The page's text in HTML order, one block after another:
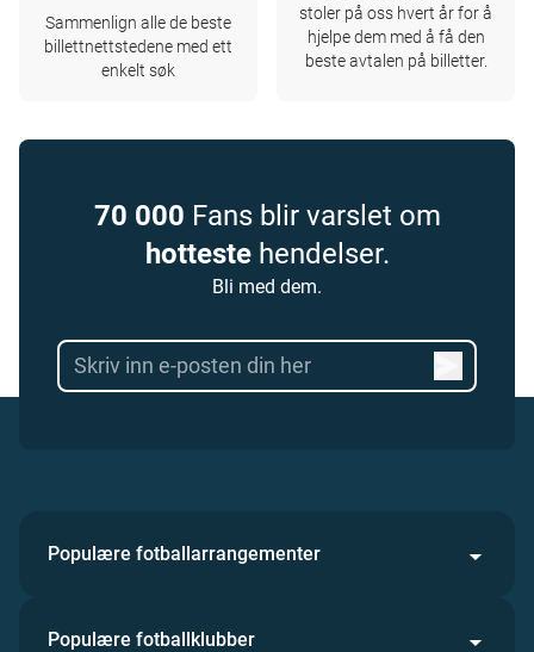
Sammenlign alle de beste
billettnettstedene med ett
enkelt søk
stoler på oss hvert år for å
hjelpe dem med å få den
beste avtalen på billetter.
70 000 Fans blir varslet om
hottestehendelser.
Bli med dem.
Populære fotballarrangementer
Populære fotballklubber